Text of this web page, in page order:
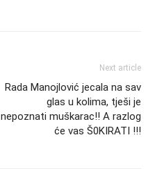
Next article
Rada Manojlović jecala na sav
glas u kolima, tješi je
nepoznati muškarac!! A razlog
će vas Š0KIRATI !!!